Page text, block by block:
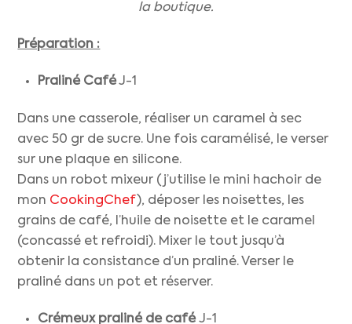
la boutique.
Préparation :
Praliné CaféJ-1
Dans une casserole, réaliser un caramel à sec
avec 50 gr de sucre. Une fois caramélisé, le verser
sur une plaque en silicone.
Dans un robot mixeur (j’utilise le mini hachoir de
mon CookingChef ), déposer les noisettes, les
grains de café, l’huile de noisette et le caramel
(concassé et refroidi). Mixer le tout jusqu’à
obtenir la consistance d’un praliné. Verser le
praliné dans un pot et réserver.
Crémeux praliné de caféJ-1